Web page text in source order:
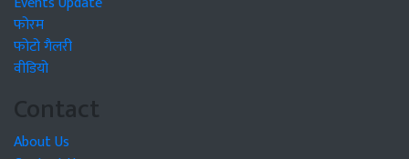
फोरम
फोटो गैलरी
वीडियो
Contact
About Us